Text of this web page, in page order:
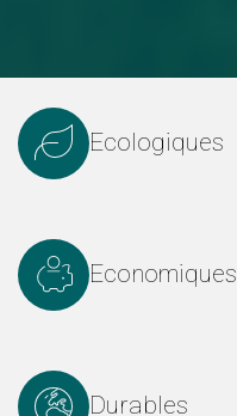
Ecologiques
Economiques
Durables